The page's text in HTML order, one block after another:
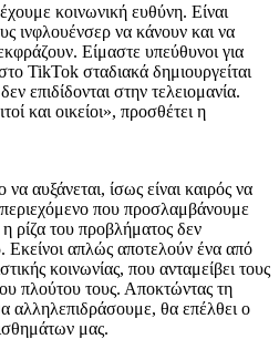
κοινωνική ευθύνη. Eίναι
ινφλουένσερ να κάνουν και να
Είμαστε υπεύθυνοι για
TikTok σταδιακά δημιουργείται
επιδίδονται στην τελειομανία.
και οικείοι», προσθέτει η
αυξάνεται, ίσως είναι καιρός να
που προσλαμβάνουμε
ρίζα του προβλήματος δεν
Εκείνοι απλώς αποτελούν ένα από
κοινωνίας, που ανταμείβει τους
πλούτου τους. Αποκτώντας τη
αλληλεπιδράσουμε, θα επέλθει ο
μας.